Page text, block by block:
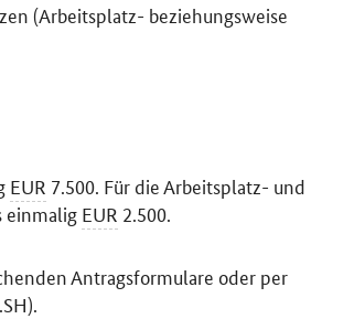
(Arbeitsplatz- beziehungsweise
EUR 7.500. Für die Arbeitsplatz- und
einmalig EUR 2.500.
Antragsformulare oder per
).